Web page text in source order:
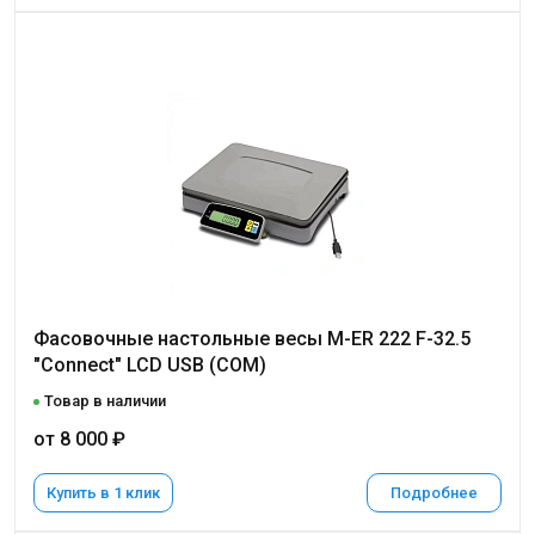
Фасовочные настольные весы M-ER 222 F-32.5
"Connect" LCD USB (COM)
Товар в наличии
от 8 000 ₽
Купить в 1 клик Подробнее